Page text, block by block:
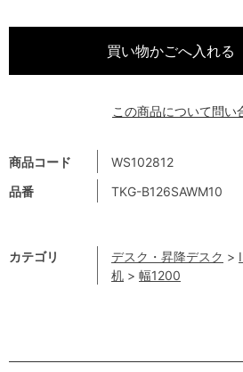
商品コード
WS102812
品番
TKG-B126SAWM10
カテゴリ デスク・昇降デスク >
机 > 幅1200
この商品について問い